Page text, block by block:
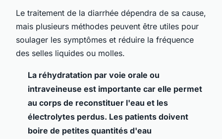
Le traitement de la diarrhée dépendra de sa cause,
mais plusieurs méthodes peuvent être utiles pour
soulager les symptômes et réduire la fréquence
des selles liquides ou molles.
La réhydratation par voie orale ou
intraveineuse est importante car elle permet
au corps de reconstituer l'eau et les
électrolytes perdus. Les patients doivent
boire de petites quantités d'eau